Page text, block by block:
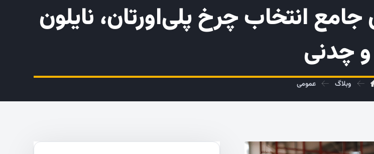
انتخاب چرخ پلی‌اورتان، نایلون
و چدنی
وبلاگ عمومی